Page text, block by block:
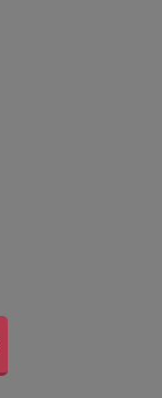
ジ